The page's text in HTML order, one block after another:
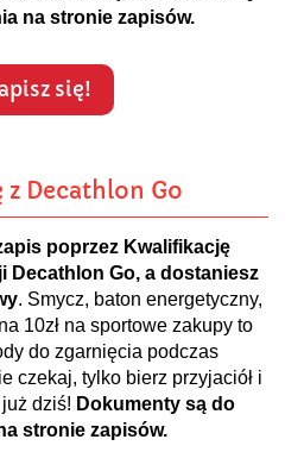
na stronie zapisów.
się!
z Decathlon Go
poprzez Kwalifikację
Decathlon Go, a dostaniesz
. Smycz, baton energetyczny,
10zł na sportowe zakupy to
do zgarnięcia podczas
czekaj, tylko bierz przyjaciół i
dziś! Dokumenty są do
stronie zapisów.